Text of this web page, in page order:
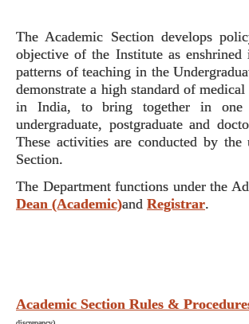
The Academic Section develops
objective of the Institute as
patterns of teaching in the
demonstrate a high standard of
in India, to bring together in one
undergraduate, postgraduate and
These activities are conducted by the
Section.
The Department functions under the
Dean (Academic)and Registrar.
Academic Section Rules &